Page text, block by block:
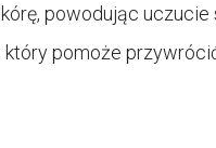
powodując
pomoże